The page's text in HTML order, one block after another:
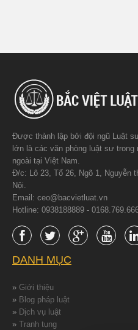
Được thành lập bởi đội ngũ Luật
lớn là các văn phòng luật sư
ngoài tại Việt Nam.
Đ/c: Lô 23, Tổ 26, Ngõ 1, Nguyễn
Nội.
Email: ceo@bacvietluat.vn
Hotline: 0938188889 -
DANH MỤC
» Giới thiệu
» Blog pháp luật
» Dịch vụ luật
» Tranh tụng